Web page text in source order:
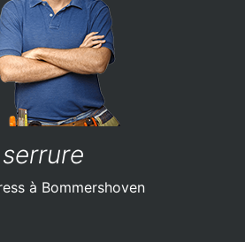
à Bommershoven